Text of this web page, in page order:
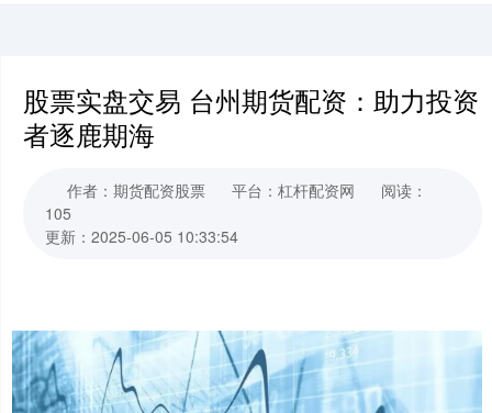
股票实盘交易 台州期货配资：助力投资
者逐鹿期海
作者：期货配资股票 平台：杠杆配资网
阅读：
105
更新：2025-06-05 10:33:54